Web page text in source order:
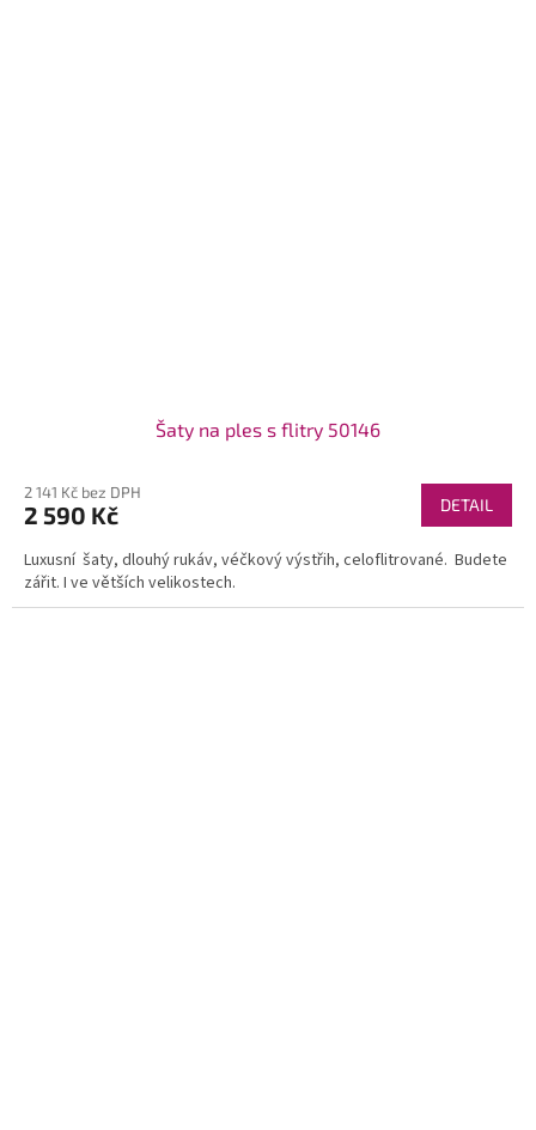
Šaty na ples s flitry 50146
2 141 Kč bez DPH
2 590 Kč DETAIL
Luxusní šaty, dlouhý rukáv, véčkový výstřih, celoflitrované. Budete
zářit. I ve větších velikostech.